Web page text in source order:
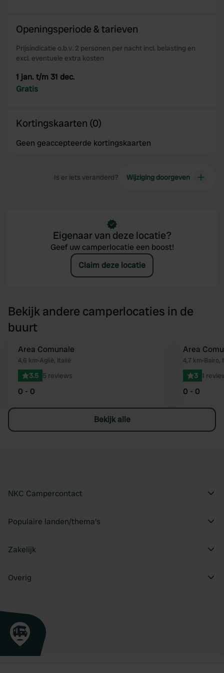
our social media, advertising and analytics partners who
provided to them or that they’ve collected from your use
of their services.
Openingsperiode & tarieven
Prijsindicatie o.b.v. 2 personen per nacht incl. belasting en
excl. eventuele extra kosten
1 jan. t/m 31 dec.
Gratis
Kortingskaarten (0)
Geen geaccepteerde kortingskaarten
Is er iets veranderd? Wijziging doorgeven
Eigenaar van deze locatie?
Geef uw camperlocatie een boost!
Claim deze locatie
Bekijk andere camperlocaties in de
buurt
Favoriet
Area Comunale
4,6 km•Agliè, Italië
3.5 5 reviews
0 - 0
Area
4,7 km•Bairo,
3 1
0 - 0
Bekijk alle
NKC Campercontact
Populaire landen/thema's
Zakelijk
Overig